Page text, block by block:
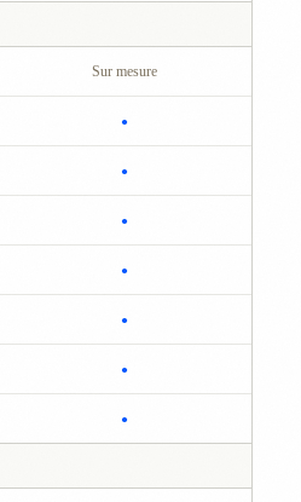
Sur mesure
●
●
●
●
●
●
●